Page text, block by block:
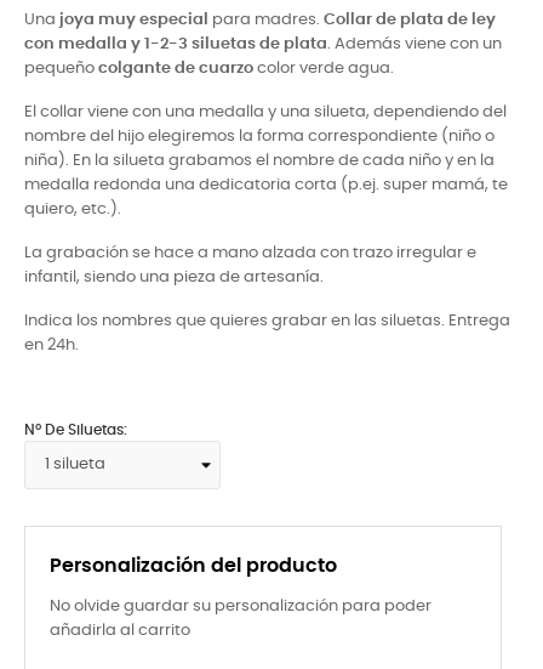
Una joya muy especial para madres. Collar de plata de ley
con medalla y 1-2-3 siluetas de plata. Además viene con un
pequeño colgante de cuarzo color verde agua.
El collar viene con una medalla y una silueta, dependiendo del
nombre del hijo elegiremos la forma correspondiente (niño o
niña). En la silueta grabamos el nombre de cada niño y en la
medalla redonda una dedicatoria corta (p.ej. super mamá, te
quiero, etc.).
La grabación se hace a mano alzada con trazo irregular e
infantil, siendo una pieza de artesanía.
Indica los nombres que quieres grabar en las siluetas. Entrega
en 24h.
Personalización del producto
No olvide guardar su personalización para poder
añadirla al carrito
Nº De Siluetas: